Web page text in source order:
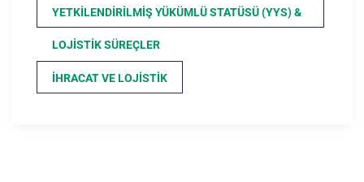
YETKILENDIRILMIŞ YÜKÜMLÜ STATÜSÜ (YYS) &
LOJISTIK SÜREÇLER
İHRACAT VE LOJISTIK